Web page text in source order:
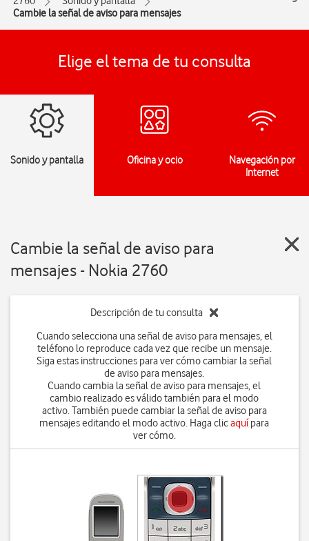
Cambie la señal de aviso para mensajes
Elige el tema de tu consulta
Sonido y pantalla Oficina y ocio
Navegación por
Internet
Cambie la señal de aviso para
mensajes - Nokia 2760
Descripción de tu consulta
Cuando selecciona una señal de aviso para mensajes, el
teléfono lo reproduce cada vez que recibe un mensaje.
Siga estas instrucciones para ver cómo cambiar la señal
de aviso para mensajes.
Cuando cambia la señal de aviso para mensajes, el
cambio realizado es válido también para el modo
activo. También puede cambiar la señal de aviso para
mensajes editando el modo activo. Haga clicaquípara
ver cómo.